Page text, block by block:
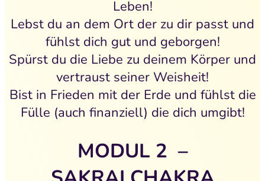
Leben!
Lebst du an dem Ort der zu dir passt und
fühlst dich gut und geborgen!
Spürst du die Liebe zu deinem Körper und
vertraust seiner Weisheit!
Bist in Frieden mit der Erde und fühlst die
Fülle (auch finanziell) die dich umgibt!
MODUL 2 –